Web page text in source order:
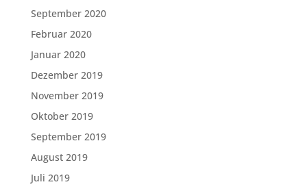
September 2020
Februar 2020
Januar 2020
Dezember 2019
November 2019
Oktober 2019
September 2019
August 2019
Juli 2019